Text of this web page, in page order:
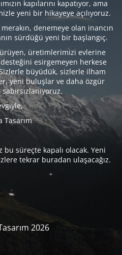
kapılarını kapatıyor, ama
yeni bir hikayeye açılıyoruz.
denemeye olan inancın
sürdüğü yeni bir başlangıç.
üretimlerimizi evlerine
esirgemeyen herkese
büyüdük, sizlerle ilham
yeni buluşlar ve daha özgür
Tasarım
bu süreçte kapalı olacak. Yeni
tekrar buradan ulaşacağız.
2026